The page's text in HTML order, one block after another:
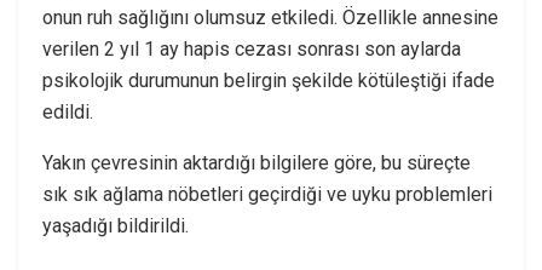
onun ruh sağlığını olumsuz etkiledi. Özellikle annesine
verilen 2 yıl 1 ay hapis cezası sonrası son aylarda
psikolojik durumunun belirgin şekilde kötüleştiği ifade
edildi.
Yakın çevresinin aktardığı bilgilere göre, bu süreçte
sık sık ağlama nöbetleri geçirdiği ve uyku problemleri
yaşadığı bildirildi.